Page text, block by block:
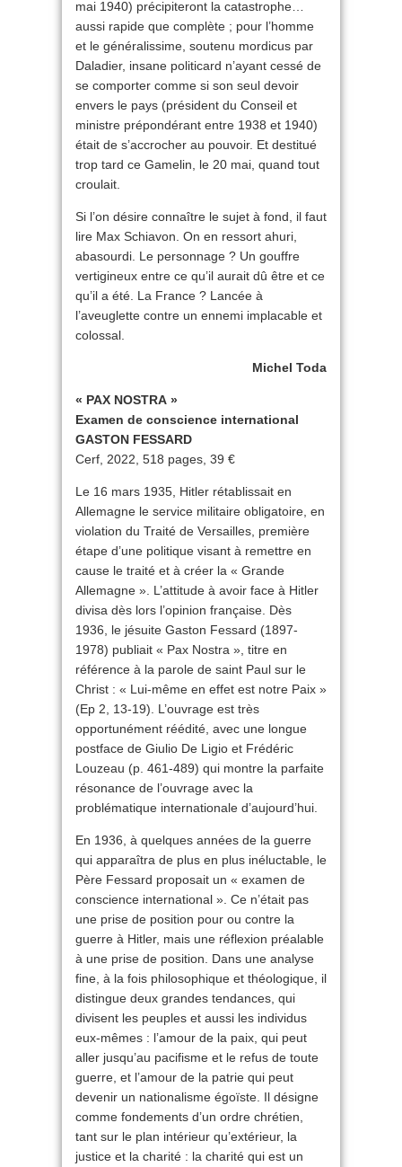
mai 1940) précipiteront la catastrophe…
aussi rapide que complète ; pour l’homme
et le généralissime, soutenu mordicus par
Daladier, insane politicard n’ayant cessé de
se comporter comme si son seul devoir
envers le pays (président du Conseil et
ministre prépondérant entre 1938 et 1940)
était de s’accrocher au pouvoir. Et destitué
trop tard ce Gamelin, le 20 mai, quand tout
croulait.
Si l’on désire connaître le sujet à fond, il faut
lire Max Schiavon. On en ressort ahuri,
abasourdi. Le personnage ? Un gouffre
vertigineux entre ce qu’il aurait dû être et ce
qu’il a été. La France ? Lancée à
l’aveuglette contre un ennemi implacable et
colossal.
Michel Toda
« PAX NOSTRA »
Examen de conscience international
GASTON FESSARD
Cerf, 2022, 518 pages, 39 €
Le 16 mars 1935, Hitler rétablissait en
Allemagne le service militaire obligatoire, en
violation du Traité de Versailles, première
étape d’une politique visant à remettre en
cause le traité et à créer la « Grande
Allemagne ». L’attitude à avoir face à Hitler
divisa dès lors l’opinion française. Dès
1936, le jésuite Gaston Fessard (1897-
1978) publiait « Pax Nostra », titre en
référence à la parole de saint Paul sur le
Christ : « Lui-même en effet est notre Paix »
(Ep 2, 13-19). L’ouvrage est très
opportunément réédité, avec une longue
postface de Giulio De Ligio et Frédéric
Louzeau (p. 461-489) qui montre la parfaite
résonance de l’ouvrage avec la
problématique internationale d’aujourd’hui.
En 1936, à quelques années de la guerre
qui apparaîtra de plus en plus inéluctable, le
Père Fessard proposait un « examen de
conscience international ». Ce n’était pas
une prise de position pour ou contre la
guerre à Hitler, mais une réflexion préalable
à une prise de position. Dans une analyse
fine, à la fois philosophique et théologique, il
distingue deux grandes tendances, qui
divisent les peuples et aussi les individus
eux-mêmes : l’amour de la paix, qui peut
aller jusqu’au pacifisme et le refus de toute
guerre, et l’amour de la patrie qui peut
devenir un nationalisme égoïste. Il désigne
comme fondements d’un ordre chrétien,
tant sur le plan intérieur qu’extérieur, la
justice et la charité : la charité qui est un